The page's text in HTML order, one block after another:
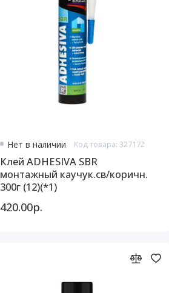
Нет в наличии Код товара: 327172
Клей ADHESIVA SBR
монтажный каучук.св/коричн.
300г (12)(*1)
420.00р.